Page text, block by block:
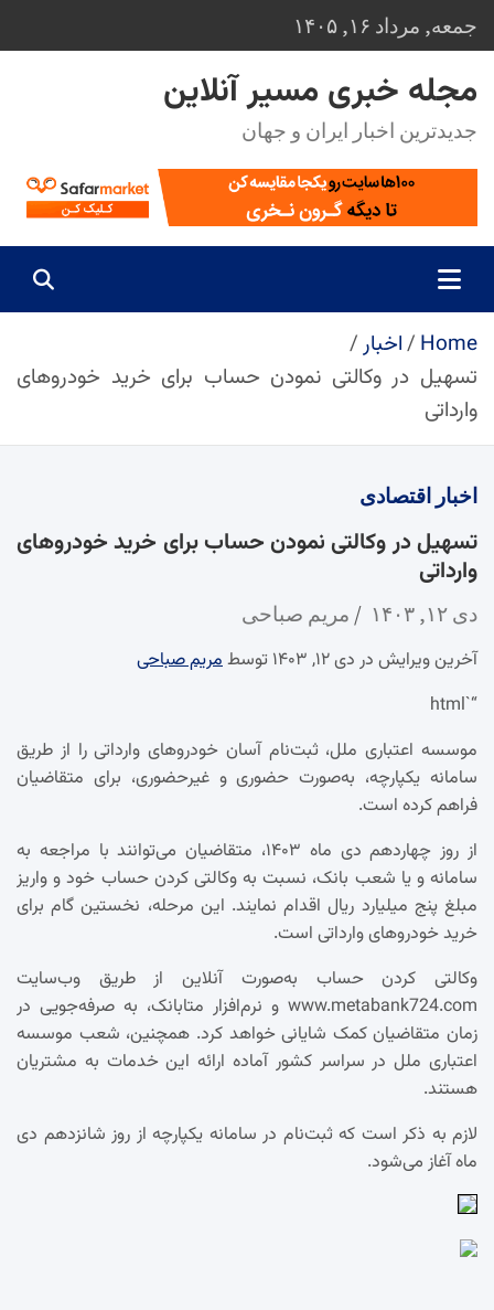
to
content
جمعه, مرداد ۱۶, ۱۴۰۵
مجله خبری مسیر آنلاین
جدیدترین اخبار ایران و جهان
Home
اخبار
تسهیل در وکالتی نمودن حساب برای خرید خودروهای
وارداتی
اخبار اقتصادی
تسهیل در وکالتی نمودن حساب برای خرید خودروهای
وارداتی
دی ۱۲, ۱۴۰۳ مریم صباحی
آخرین ویرایش در دی ۱۲, ۱۴۰۳ توسط
مریم صباحی
“`html
موسسه اعتباری ملل، ثبت‌نام آسان خودروهای وارداتی را از طریق
سامانه یکپارچه، به‌صورت حضوری و غیرحضوری، برای متقاضیان
فراهم کرده است.
از روز چهاردهم دی ماه ۱۴۰۳، متقاضیان می‌توانند با مراجعه به
سامانه و یا شعب بانک، نسبت به وکالتی کردن حساب خود و واریز
مبلغ پنج میلیارد ریال اقدام نمایند. این مرحله، نخستین گام برای
خرید خودروهای وارداتی است.
وکالتی کردن حساب به‌صورت آنلاین از طریق وب‌سایت
www.metabank724.com و نرم‌افزار متابانک، به صرفه‌جویی در
زمان متقاضیان کمک شایانی خواهد کرد. همچنین، شعب موسسه
اعتباری ملل در سراسر کشور آماده ارائه این خدمات به مشتریان
هستند.
لازم به ذکر است که ثبت‌نام در سامانه یکپارچه از روز شانزدهم دی
ماه آغاز می‌شود.